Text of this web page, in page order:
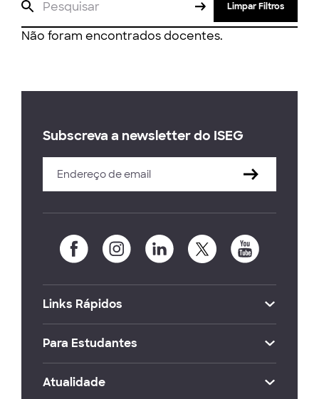
Limpar Filtros
Não foram encontrados docentes.
Subscreva a newsletter do ISEG
Links Rápidos
Para Estudantes
Atualidade